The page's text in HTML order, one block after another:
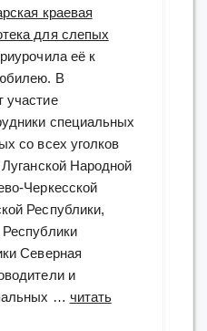
краевая
для слепых
её к
В
участие
специальных
со всех уголков
Народной
Черкесской
Республики,
Северная
и
… читать